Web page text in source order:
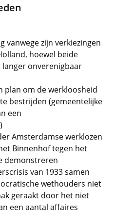
vanwege zijn verkiezingen
hoewel beide
onverenigbaar
plan om de werkloosheid
bestrijden (gemeentelijke
een
Amsterdamse werklozen
Binnenhof tegen het
demonstreren
van 1933 samen
wethouders niet
geraakt door het niet
een aantal affaires